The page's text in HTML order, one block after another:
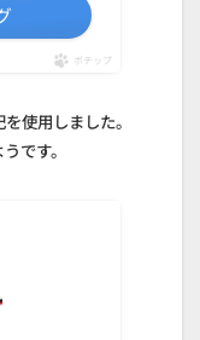
ポチップ
使用しました。
です。